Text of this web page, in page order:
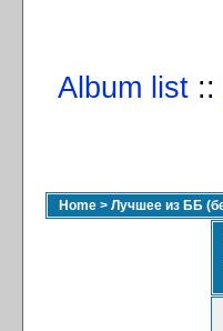
Album list ::
Home > Лучшее из ББ